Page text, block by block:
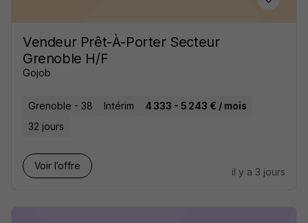
Vendeur Prêt-À-Porter Secteur
Grenoble H/F
Gojob
Grenoble - 38 Intérim
4 333 - 5 243 € / mois
32 jours
Voir l’offre
il y a 3 jours